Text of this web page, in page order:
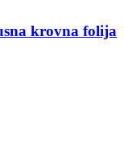
krovna folija